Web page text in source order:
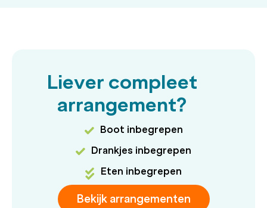
Liever compleet
arrangement?
Boot inbegrepen
Drankjes inbegrepen
Eten inbegrepen
Bekijk arrangementen